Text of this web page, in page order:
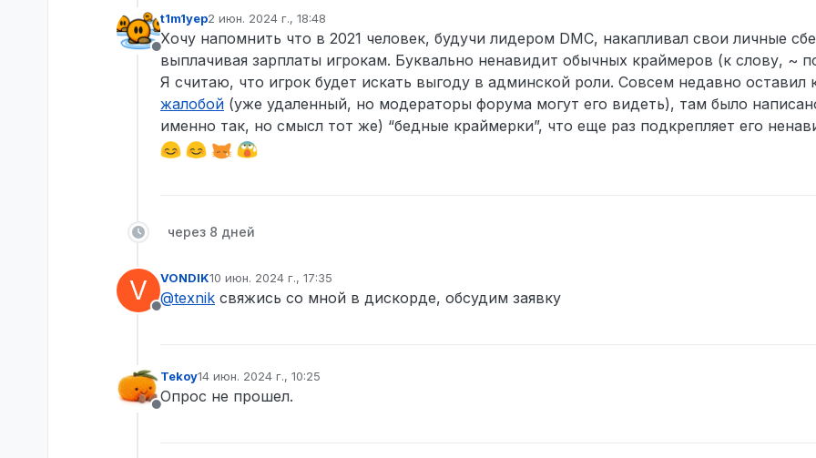
Не в сети
t1m1yep2 июн. 2024 г., 18:48
отредактировано
Хочу напомнить что в 2021 человек, будучи лидером DMC, накапливал свои личные
выплачивая зарплаты игрокам. Буквально ненавидит обычных краймеров (к слову, ~
Я считаю, что игрок будет искать выгоду в админской роли. Совсем недавно
жалобой (уже удаленный, но модераторы форума могут его видеть), там было
именно так, но смысл тот же) “бедные краймерки”, что еще раз подкрепляет его
через 8 дней
V
Не в сети
VONDIK10 июн. 2024 г., 17:35
отредактировано
@texnik свяжись со мной в дискорде, обсудим заявку
Не в сети
Tekoy14 июн. 2024 г., 10:25
отредактировано
Опрос не прошел.